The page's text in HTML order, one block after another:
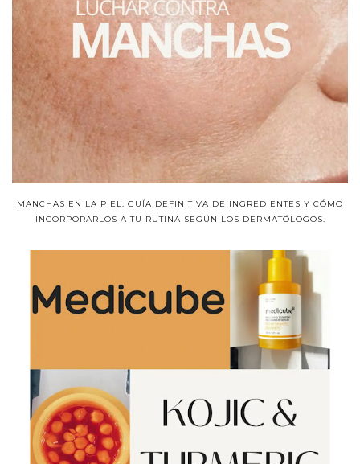
MANCHAS EN LA PIEL: GUÍA DEFINITIVA DE INGREDIENTES Y CÓMO
INCORPORARLOS A TU RUTINA SEGÚN LOS DERMATÓLOGOS.